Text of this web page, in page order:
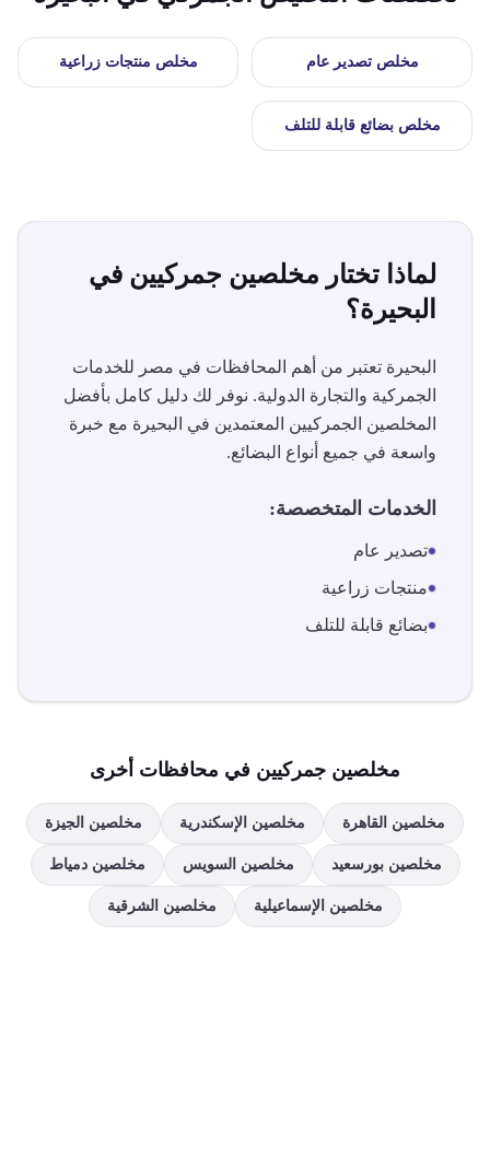
مخلصتصدير عام مخلص منتجات زراعية
مخلصبضائع قابلة للتلف
لماذا تختار مخلصين جمركيين في
البحيرة؟
البحيرة تعتبر من أهم المحافظات في مصر للخدمات
الجمركية والتجارة الدولية. نوفر لك دليل كامل بأفضل
المخلصين الجمركيين المعتمدين في البحيرة مع خبرة
واسعة في جميع أنواع البضائع.
الخدمات المتخصصة:
تصدير عام
منتجات زراعية
بضائع قابلة للتلف
مخلصين جمركيين في محافظات أخرى
مخلصين القاهرة مخلصين الإسكندرية مخلصين الجيزة
مخلصينبورسعيد مخلصين السويس مخلصيندمياط
مخلصين الإسماعيلية مخلصين الشرقية